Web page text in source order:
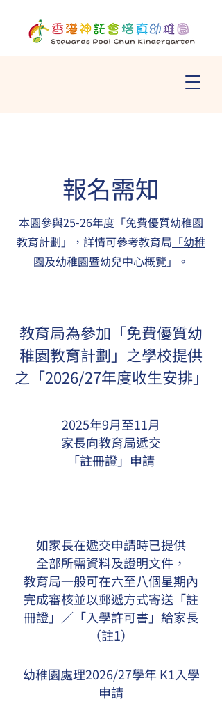
報名需知
本園參與25-26年度「免費優質幼稚園
教育計劃」，詳情可參考教育局 「幼稚
園及幼稚園暨幼兒中心概覽」
。
教育局為參加「免費優質幼
稚園教育計劃」之學校提供
之「2026/27年度收生安排」
2025年9月至11月
家長向教育局遞交
「註冊證」申請
如家長在遞交申請時已提供
全部所需資料及證明文件，
教育局一般可在六至八個星期內
完成審核並以郵遞方式寄送「註
冊證」／「入學許可書」給家長
（註1）
幼稚園處理2026/27學年 K1入學
申請